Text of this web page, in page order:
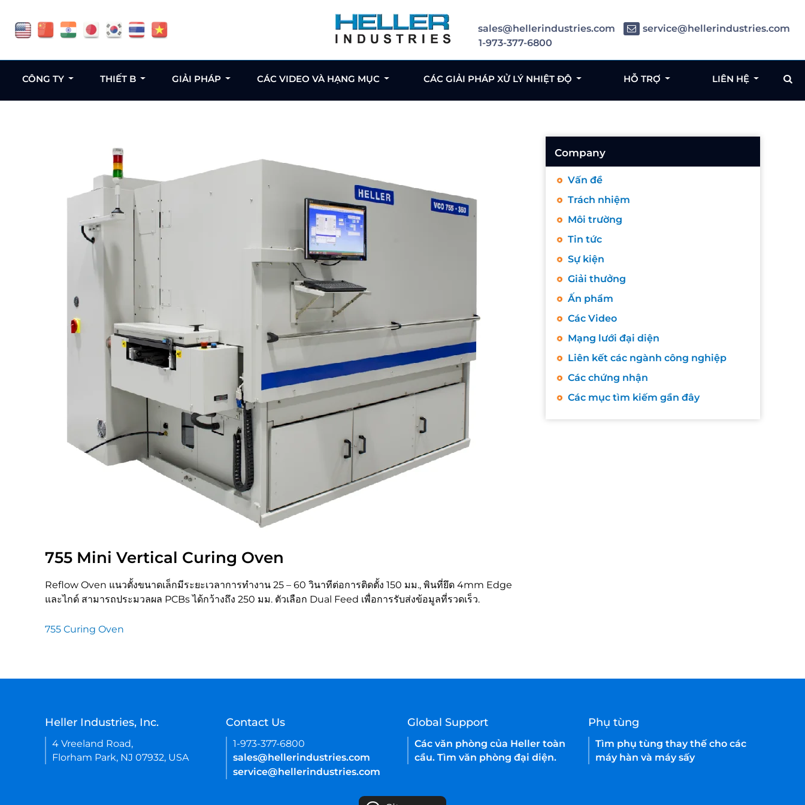
755 Mini Vertical Curing Oven
Reflow Oven แนวตั้งขนาดเล็กมีระยะเวลาการทำงาน 25 – 60 วินาทีต่อการติดตั้ง 150 มม., พินที่ยึด 4mm Edge
และไกด์ สามารถประมวลผล PCBs ได้กว้างถึง 250 มม. ตัวเลือก Dual Feed เพื่อการรับส่งข้อมูลที่รวดเร็ว.
755 Curing Oven
Company
Vấn đề
Trách nhiệm
Môi trường
Tin tức
Sự kiện
Giải thưởng
Ấn phẩm
Các Video
Mạng lưới đại diện
Liên kết các ngành công nghiệp
Các chứng nhận
Các mục tìm kiếm gần đây
sales@hellerindustries.com
service@hellerindustries.com
1-973-377-6800
CÔNG TY THIẾT B GIẢI PHÁP CÁC VIDEO VÀ HẠNG MỤC CÁC GIẢI PHÁP XỬ LÝ NHIỆT ĐỘ HỖ TRỢ LIÊN HỆ
Heller Industries, Inc.
4 Vreeland Road,
Florham Park, NJ 07932, USA
Contact Us
1-973-377-6800
sales@hellerindustries.com
service@hellerindustries.com
Global Support
Các văn phòng của Heller toàn
cầu. Tìm văn phòng đại diện.
Phụ tùng
Tìm phụ tùng thay thế cho các
máy hàn và máy sấy